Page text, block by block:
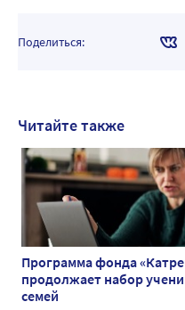
Поделиться:
Читайте также
Программа фонда
продолжает набор
семей